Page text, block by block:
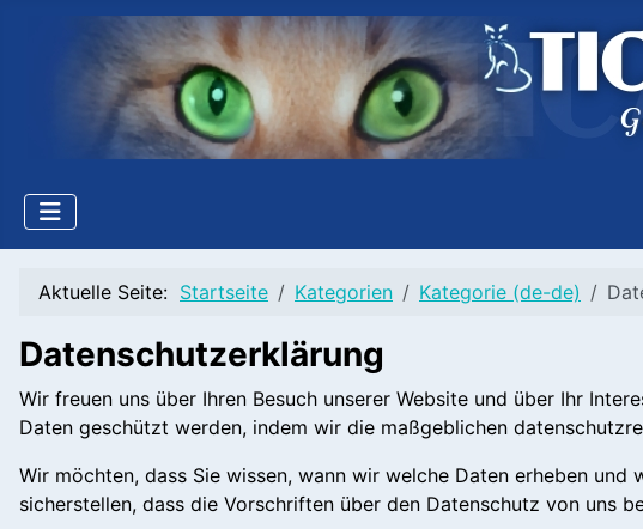
Aktuelle Seite: Startseite Kategorien Kategorie (de-de)
Datenschutzerklärung
Wir freuen uns über Ihren Besuch unserer Website und über Ihr
Daten geschützt werden, indem wir die maßgeblichen
Wir möchten, dass Sie wissen, wann wir welche Daten erheben
sicherstellen, dass die Vorschriften über den Datenschutz von uns